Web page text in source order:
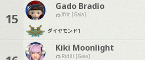
15
Gado Bradio
Ifrit [Gaia]
ダイヤモンド1
Kiki Moonlight
Ridill [Gaia]